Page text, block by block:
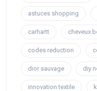
astuces shopping
carhartt cheveux
codes reduction
dior sauvage diy
innovation textile